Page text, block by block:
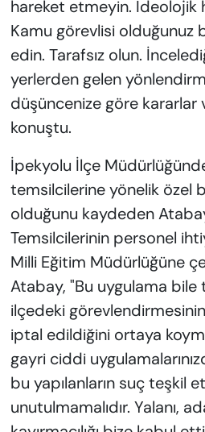
hareket etmeyin. İdeolojik
Kamu görevlisi olduğunuz
edin. Tarafsız olun.
yerlerden gelen
düşüncenize göre kararlar
konuştu.
İpekyolu İlçe
temsilcilerine yönelik özel
olduğunu kaydeden
Temsilcilerinin personel
Milli Eğitim Müdürlüğüne
Atabay, "Bu uygulama bile
ilçedeki
iptal edildiğini ortaya
gayri ciddi
bu yapılanların suç teşkil
unutulmamalıdır. Yalanı,